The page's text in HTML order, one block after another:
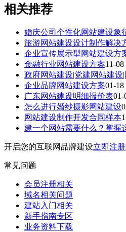
相关推荐
婚庆公司个性化网站建设象
旅游网站建设设计制作解决
企业宣传展示型网站建设方
金融行业网站建设方案11-08
政府网站建设|党建网站建设
企业品牌网站建设方案01-18
广东网站建设明细报价表01-
怎么进行婚纱摄影网站建设
网站建设制作开发合同样本
建一个网站需要什么？掌握
开启您的互联网品牌建设立即注册
常见问题
会员注册相关
域名相关问题
建站入门相关
新手指南专区
业务资料下载